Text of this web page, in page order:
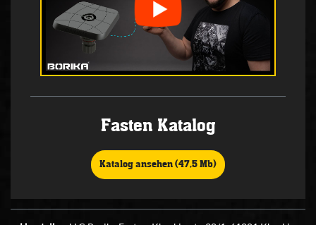
Fasten Katalog
Katalog ansehen (47,5 Mb)